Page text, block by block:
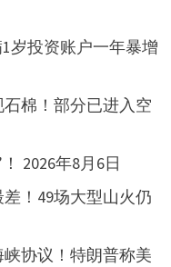
岁投资账户一年暴增
棉！部分已进入空
2026年8月6日
！49场大型山火仍
协议！特朗普称美